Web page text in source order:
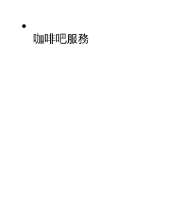
咖啡吧服務